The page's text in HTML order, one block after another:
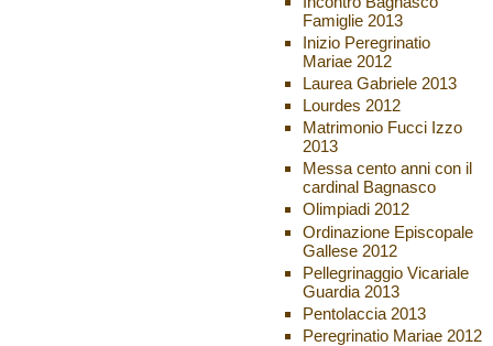
Famiglie 2013
Inizio Peregrinatio
Mariae 2012
Laurea Gabriele 2013
Lourdes 2012
Matrimonio Fucci Izzo
2013
Messa cento anni con il
cardinal Bagnasco
Olimpiadi 2012
Ordinazione Episcopale
Gallese 2012
Pellegrinaggio Vicariale
Guardia 2013
Pentolaccia 2013
Peregrinatio Mariae 2012